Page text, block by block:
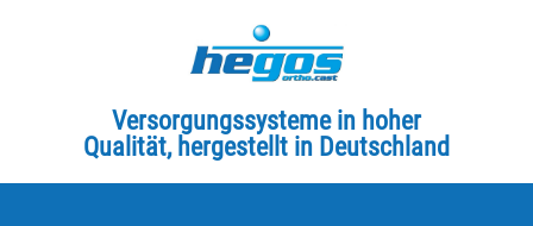
Versorgungssysteme in hoher
Qualität, hergestellt in Deutschland